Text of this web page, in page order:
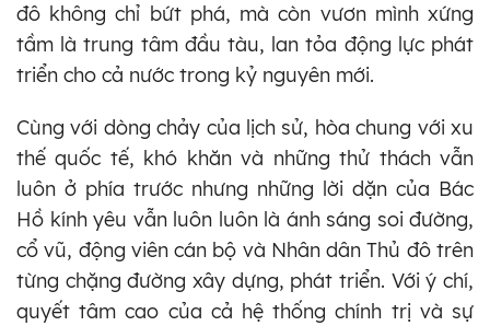
đô không chỉ bứt phá, mà còn vươn mình xứng
tầm là trung tâm đầu tàu, lan tỏa động lực phát
triển cho cả nước trong kỷ nguyên mới.
Cùng với dòng chảy của lịch sử, hòa chung với xu
thế quốc tế, khó khăn và những thử thách vẫn
luôn ở phía trước nhưng những lời dặn của Bác
Hồ kính yêu vẫn luôn luôn là ánh sáng soi đường,
cổ vũ, động viên cán bộ và Nhân dân Thủ đô trên
từng chặng đường xây dựng, phát triển. Với ý chí,
quyết tâm cao của cả hệ thống chính trị và sự